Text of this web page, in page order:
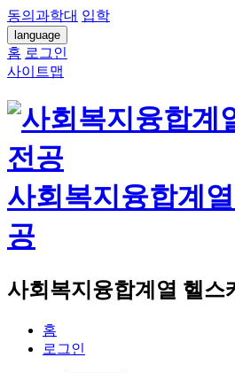
동의과학대 입학
language
홈 로그인
사이트맵
사회복지융합계
공
사회복지융합계열 헬스
홈
로그인